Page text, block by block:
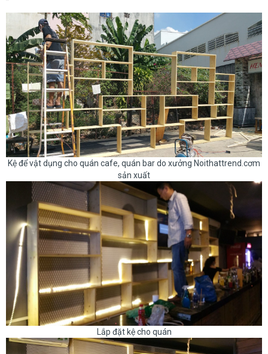
Kệ để vật dụng cho quán cafe, quán bar do xưởng Noithattrend.cơm
sản xuất
Lắp đặt kệ cho quán